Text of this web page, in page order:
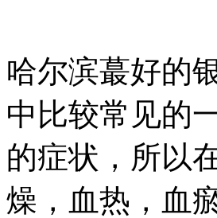
哈尔滨蕞好的
中比较常见的
的症状，所以
燥，血热，血